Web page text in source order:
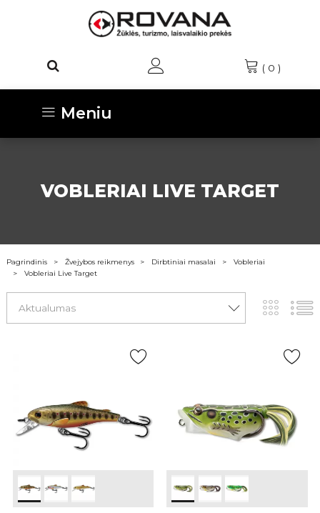
( 0 )
Meniu
VOBLERIAI LIVE TARGET
Pagrindinis Žvejybos reikmenys Dirbtiniai masalai
Vobleriai
Vobleriai Live Target
Aktualumas